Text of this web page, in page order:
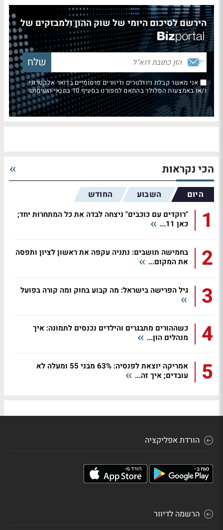
הירשם לסיכום היומי של שוק ההון ולמבזקים של
אני מאשר קבלת ניוזלטרים ודיוורים פרסומיים בדואר אלקטרוני
ו/או באמצעות הסלולר בהתאם למפורט בסעיף 10 בתנאי השימוש
הכי נקראות
היום השבוע החודש
1
"רוקדים עם כוכבים" ניצחה לבדה את כל המתחרות יחד;
כאן 11...
2
בחמישה תושבים: נתניה עקפה את ראשון לציון ותפסה
את המקום...
3 גיל הפרישה בישראל: מה קבוע בחוק ומה קורה בפועל
4
כשההורים מתבגרים והילדים נכנסים לתמונה: איך
מנהלים הון...
5
אמריקה יוצאת לפנסיה: 63% מבני 55 ומעלה לא
עובדים; איך זה...
הורדת אפליקציה
הרשמה לדיוור